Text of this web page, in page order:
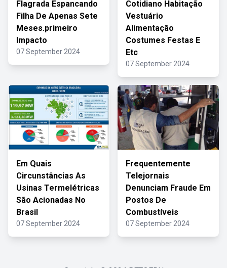
Flagrada Espancando
Filha De Apenas Sete
Meses.primeiro
Impacto
07 September 2024
Cotidiano Habitação
Vestuário
Alimentação
Costumes Festas E
Etc
07 September 2024
Em Quais
Circunstâncias As
Usinas Termelétricas
São Acionadas No
Brasil
07 September 2024
Frequentemente
Telejornais
Denunciam Fraude Em
Postos De
Combustíveis
07 September 2024